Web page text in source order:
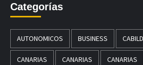
Categorías
AUTONOMICOS BUSINESS
CANARIAS CANARIAS CANARIAS